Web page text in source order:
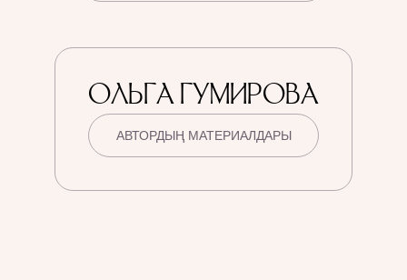
ОЛЬГА ГУМИРОВА
АВТОРДЫҢ МАТЕРИАЛДАРЫ